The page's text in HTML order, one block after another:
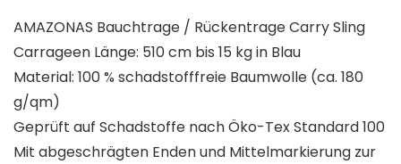
AMAZONAS Bauchtrage / Rückentrage Carry Sling
Carrageen Länge: 510 cm bis 15 kg in Blau
Material: 100 % schadstofffreie Baumwolle (ca. 180
g/qm)
Geprüft auf Schadstoffe nach Öko-Tex Standard 100
Mit abgeschrägten Enden und Mittelmarkierung zur